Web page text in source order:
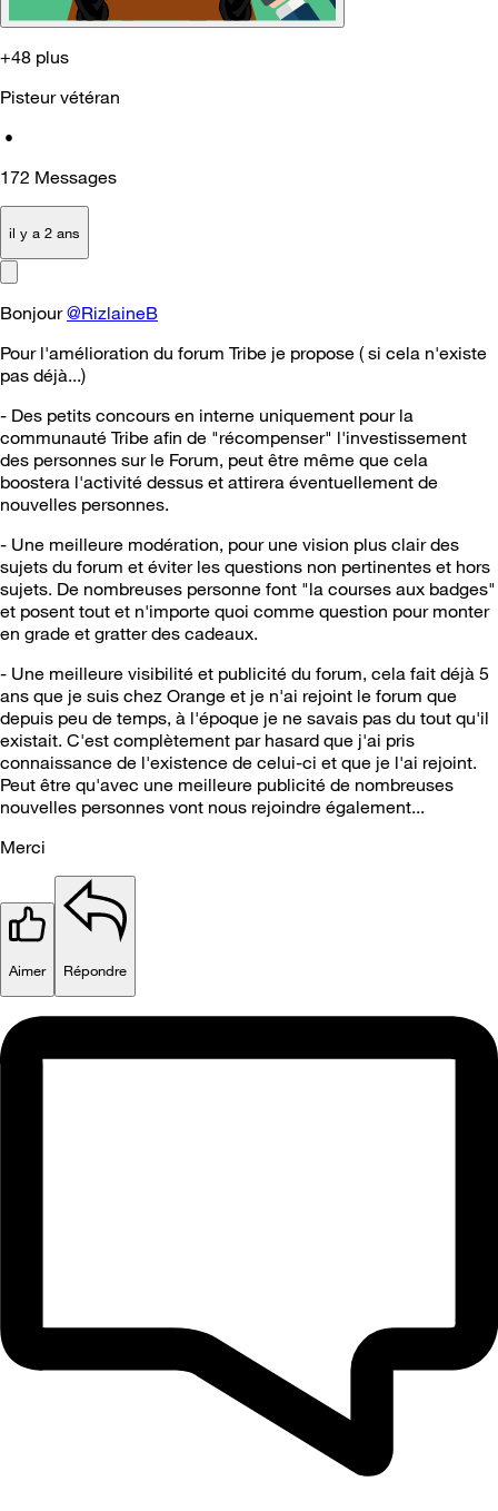
+48 plus
Pisteur vétéran
•
172 Messages
il y a 2 ans
Bonjour@RizlaineB
Pour l'amélioration du forum Tribe je propose ( si cela n'existe
pas déjà...)
- Des petits concours en interne uniquement pour la
communauté Tribe afin de "récompenser" l'investissement
des personnes sur le Forum, peut être même que cela
boostera l'activité dessus et attirera éventuellement de
nouvelles personnes.
- Une meilleure modération, pour une vision plus clair des
sujets du forum et éviter les questions non pertinentes et hors
sujets. De nombreuses personne font "la courses aux badges"
et posent tout et n'importe quoi comme question pour monter
en grade et gratter des cadeaux.
- Une meilleure visibilité et publicité du forum, cela fait déjà 5
ans que je suis chez Orange et je n'ai rejoint le forum que
depuis peu de temps, à l'époque je ne savais pas du tout qu'il
existait. C'est complètement par hasard que j'ai pris
connaissance de l'existence de celui-ci et que je l'ai rejoint.
Peut être qu'avec une meilleure publicité de nombreuses
nouvelles personnes vont nous rejoindre également...
Merci
Aimer Répondre